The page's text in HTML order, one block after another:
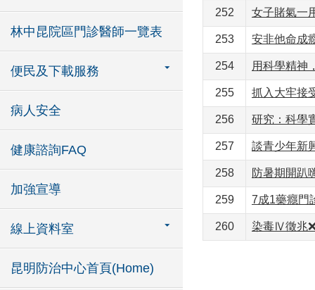
林中昆院區門診醫師一覽表
便民及下載服務
病人安全
健康諮詢FAQ
加強宣導
線上資料室
昆明防治中心首頁(Home)
252 女子賭氣一
253 安非他命成
254 用科學精神
255 抓入大牢接
256 研究：科學
257 談青少年新
258 防暑期開趴
259 7成1藥癮門
260 染毒Ⅳ徵兆